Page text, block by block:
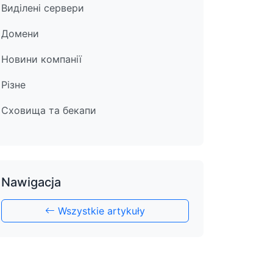
Виділені сервери
Домени
Новини компанії
Різне
Сховища та бекапи
Nawigacja
Wszystkie artykuły